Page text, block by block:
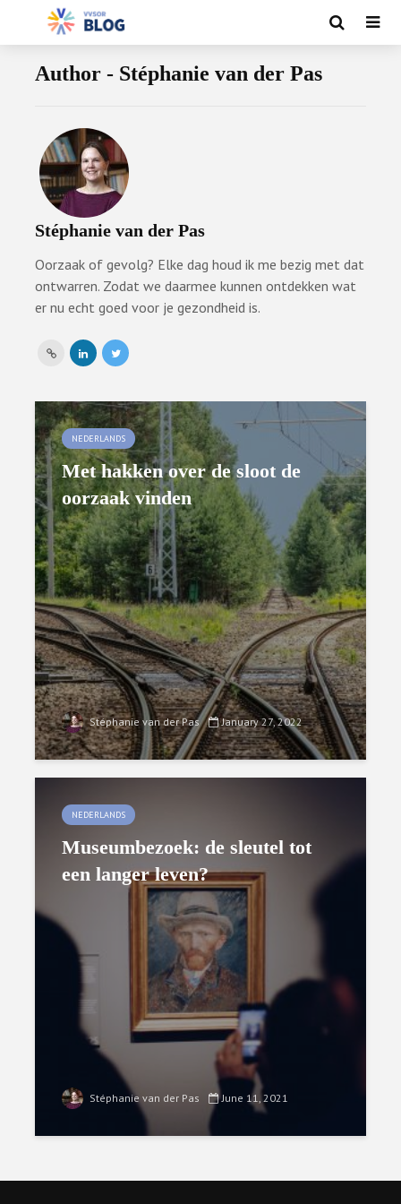
Author - Stéphanie van der Pas
Stéphanie van der Pas
Oorzaak of gevolg? Elke dag houd ik me bezig met dat
ontwarren. Zodat we daarmee kunnen ontdekken wat
er nu echt goed voor je gezondheid is.
NEDERLANDS
Met hakken over de sloot de
oorzaak vinden
Stéphanie van der Pas January 27, 2022
NEDERLANDS
Museumbezoek: de sleutel tot
een langer leven?
Stéphanie van der Pas June 11, 2021